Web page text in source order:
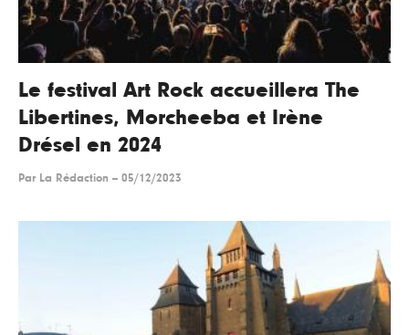
Le festival Art Rock accueillera The
Libertines, Morcheeba et Irène
Drésel en 2024
Par La Rédaction -- 05/12/2023